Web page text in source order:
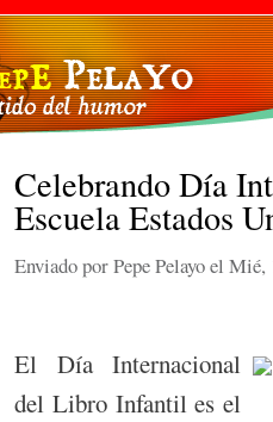
Celebrando Día
Escuela Estados
Enviado porPepe Pelayoel Mié,
El Día Internacional
del Libro Infantil es el